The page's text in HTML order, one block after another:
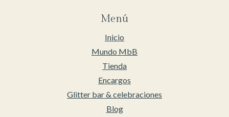
Menú
Inicio
Mundo MbB
Tienda
Encargos
Glitter bar & celebraciones
Blog